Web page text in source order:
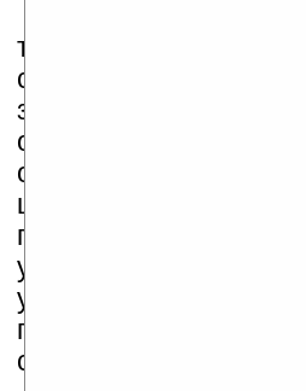
Разрешение
такого размера
склонившись над
заметна некоторая
отдалиться от
обзора по
цветопередачи и
подсветки не мешают
углом 180
углы обзора
при относительно
сверху, что